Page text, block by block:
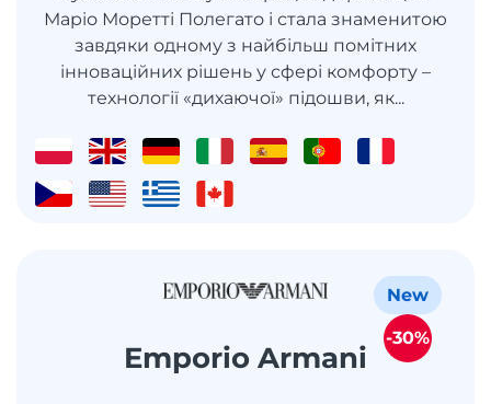
Маріо Моретті Полегато і стала знаменитою
завдяки одному з найбільш помітних
інноваційних рішень у сфері комфорту –
технології «дихаючої» підошви, як...
Emporio Armani
New
-30%